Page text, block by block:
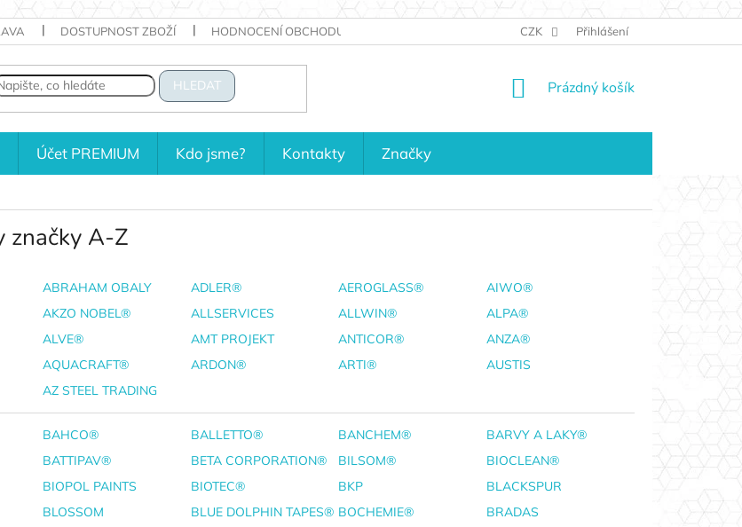
DOSTUPNOST ZBOŽÍ HODNOCENÍ OBCHODU KONTAKTY KDO JSME?
CZK Přihlášení
HLEDAT
NÁKUPNÍ
Prázdný košík
Účet PREMIUM Kdo jsme? Kontakty Značky
značky A-Z
ABRAHAM OBALY ADLER® AEROGLASS®
AIWO®
AKZO NOBEL®
ALLSERVICES ALLWIN®
ALPA®
ALVE®
AMT PROJEKT ANTICOR®
ANZA®
AQUACRAFT®
ARDON® ARTI®
AUSTIS
AZ STEEL TRADING
BAHCO® BALLETTO® BANCHEM®
BARVY A LAKY®
BATTIPAV®
BETA CORPORATION® BILSOM®
BIOCLEAN®
BIOPOL PAINTS
BIOTEC® BKP
BLACKSPUR
BLOSSOM
BLUE DOLPHIN TAPES® BOCHEMIE®
BRADAS